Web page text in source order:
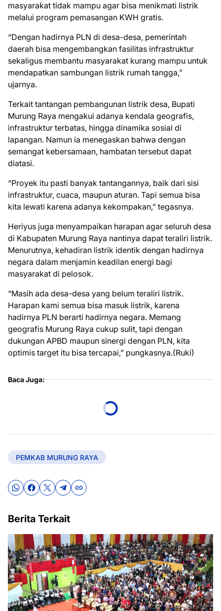
masyarakat tidak mampu agar bisa menikmati listrik
melalui program pemasangan KWH gratis.
“Dengan hadirnya PLN di desa-desa, pemerintah
daerah bisa mengembangkan fasilitas infrastruktur
sekaligus membantu masyarakat kurang mampu untuk
mendapatkan sambungan listrik rumah tangga,”
ujarnya.
Terkait tantangan pembangunan listrik desa, Bupati
Murung Raya mengakui adanya kendala geografis,
infrastruktur terbatas, hingga dinamika sosial di
lapangan. Namun ia menegaskan bahwa dengan
semangat kebersamaan, hambatan tersebut dapat
diatasi.
“Proyek itu pasti banyak tantangannya, baik dari sisi
infrastruktur, cuaca, maupun aturan. Tapi semua bisa
kita lewati karena adanya kekompakan,” tegasnya.
Heriyus juga menyampaikan harapan agar seluruh desa
di Kabupaten Murung Raya nantinya dapat teraliri listrik.
Menurutnya, kehadiran listrik identik dengan hadirnya
negara dalam menjamin keadilan energi bagi
masyarakat di pelosok.
“Masih ada desa-desa yang belum teraliri listrik.
Harapan kami semua bisa masuk listrik, karena
hadirnya PLN berarti hadirnya negara. Memang
geografis Murung Raya cukup sulit, tapi dengan
dukungan APBD maupun sinergi dengan PLN, kita
optimis target itu bisa tercapai,” pungkasnya.(Ruki)
Baca Juga:
PEMKAB MURUNG RAYA
Berita Terkait